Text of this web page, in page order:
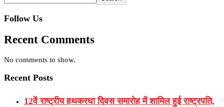
Follow Us
Recent Comments
No comments to show.
Recent Posts
12वें राष्ट्रीय हथकरघा दिवस समारोह में शामिल हुई राष्ट्रपति,